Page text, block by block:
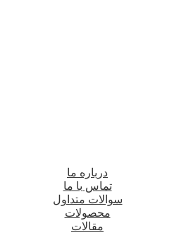
درباره ما
تماس با ما
سوالات متداول
محصولات
مقالات